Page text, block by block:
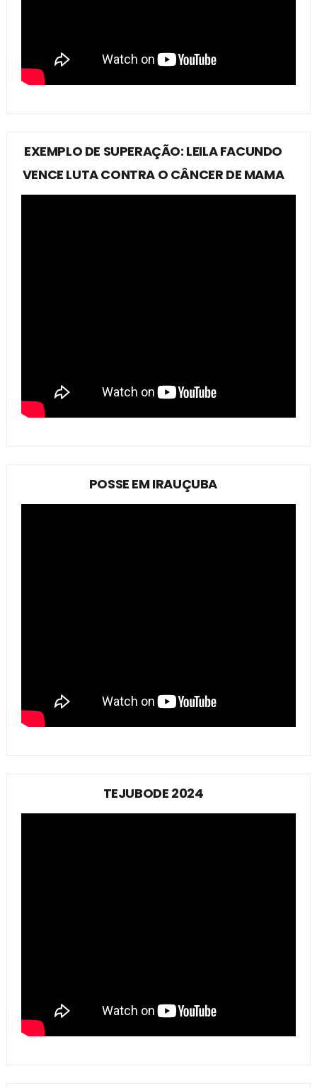
EXEMPLO DE SUPERAÇÃO: LEILA FACUNDO
VENCE LUTA CONTRA O CÂNCER DE MAMA
POSSE EM IRAUÇUBA
TEJUBODE 2024